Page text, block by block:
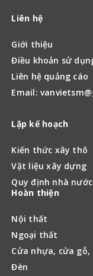
Liên hệ
Giới thiệu
Điều khoản sử
Liên hệ quảng cáo
Email:
Lập kế hoạch
Kiến thức xây thô
Vật liệu xây dựng
Quy định nhà
Hoàn thiện
Nội thất
Ngoại thất
Cửa nhựa, cửa
Đèn